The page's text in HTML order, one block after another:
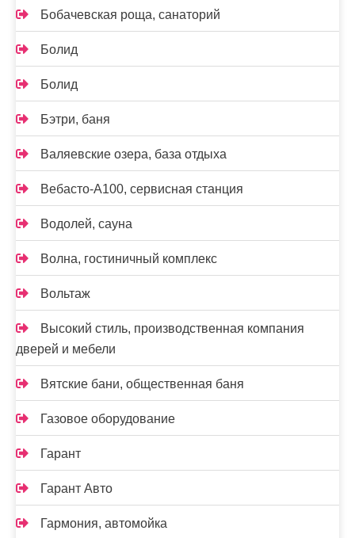
Бобачевская роща, санаторий
Болид
Болид
Бэтри, баня
Валяевские озера, база отдыха
Вебасто-А100, сервисная станция
Водолей, сауна
Волна, гостиничный комплекс
Вольтаж
Высокий стиль, производственная компания
дверей и мебели
Вятские бани, общественная баня
Газовое оборудование
Гарант
Гарант Авто
Гармония, автомойка